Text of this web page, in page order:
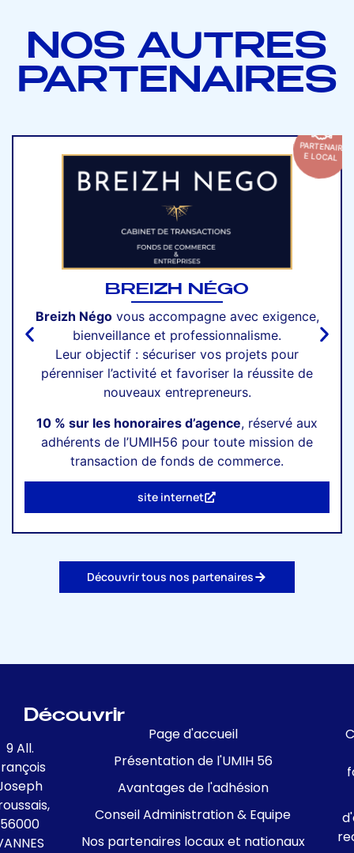
NOS AUTRES
PARTENAIRES
PARTENAIR
E LOCAL
BREIZH NÉGO
Breizh Négovous accompagne avec exigence,
bienveillance et professionnalisme.
Leur objectif : sécuriser vos projets pour
pérenniser l’activité et favoriser la réussite de
nouveaux entrepreneurs.
10 % sur les honoraires d’agence, réservé aux
adhérents de l’UMIH56 pour toute mission de
transaction de fonds de commerce.
site internet
Découvrir tous nos partenaires
9 All.
56000
Découvrir
Page d'accueil
Présentation de l'UMIH 56
Avantages de l'adhésion
Conseil Administration & Equipe
Nos partenaires locaux et nationaux